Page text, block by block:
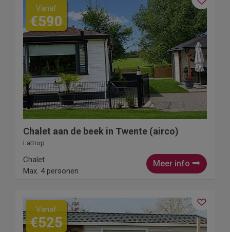
Vanaf
€590
Chalet aan de beek in Twente (airco)
Lattrop
Meer info
Chalet
Max. 4 personen
Vanaf
€525